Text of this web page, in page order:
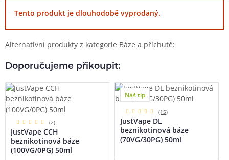
Tento produkt je dlouhodobě vyprodaný.
Alternativní produkty z kategorie Báze a příchutě:
Doporučujeme přikoupit:
(2)
JustVape CCH
beznikotinová báze
(100VG/0PG) 50ml
Náš tip
(15)
JustVape DL
beznikotinová báze
(70VG/30PG) 50ml